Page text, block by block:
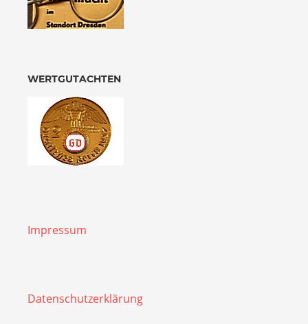
WERTGUTACHTEN
Impressum
Datenschutzerklärung